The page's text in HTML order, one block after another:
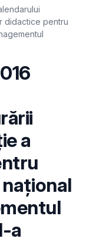
didactice pentru
a
a